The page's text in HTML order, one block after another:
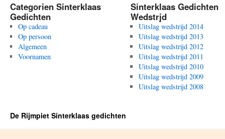
Categorien Sinterklaas
Gedichten
Op cadeau
Op persoon
Algemeen
Voornamen
Sinterklaas Gedichten
Wedstrjd
Uitslag wedstrijd 2014
Uitslag wedstrijd 2013
Uitslag wedstrijd 2012
Uitslag wedstrijd 2011
Uitslag wedstrijd 2010
Uitslag wedstrijd 2009
Uitslag wedstrijd 2008
De Rijmpiet Sinterklaas gedichten